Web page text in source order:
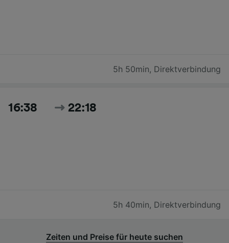
5h 50min, Direktverbindung
16:38 22:18
5h 40min, Direktverbindung
Zeiten und Preise für heute suchen